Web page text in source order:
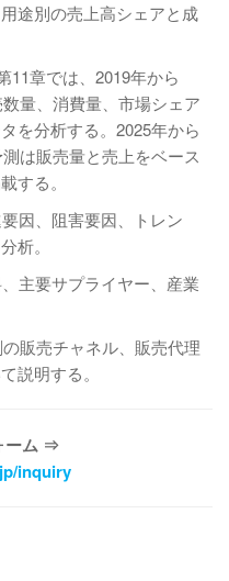
途別の売上高シェアと成
11章では、2019年から
量、消費量、市場シェア
を分析する。2025年から
は販売量と売上をベース
する。
因、阻害要因、トレン
析。
主要サプライヤー、産業
販売チャネル、販売代理
説明する。
ーム ⇒
inquiry